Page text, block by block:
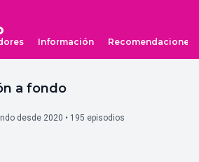
Información Recomendaciones
a fondo
desde 2020 • 195 episodios